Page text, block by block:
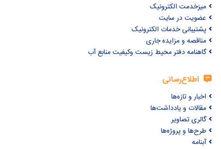
میزخدمت الکترونیک
عضویت در سایت
پشتیبانی خدمات الکترونیک
مناقصه و مزایده جاری
گاهنامه دفتر محیط زیست وکیفیت منابع آب
اطلاع‌رسانی
اخبار و تازه‌ها
مقالات و یادداشت‌ها
گالری تصاویر
طرح‌ها و پروژه‌ها
آبنامه